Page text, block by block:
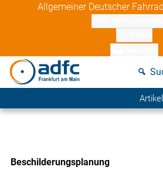
Allgemeiner Deutscher
Beschilderungsplanung